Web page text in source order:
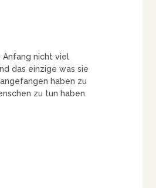
Anfang nicht viel
das einzige was sie
haben zu
zu tun haben.